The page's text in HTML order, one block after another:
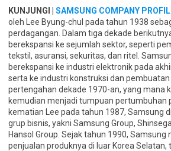
KUNJUNGI | SAMSUNG COMPANY
oleh Lee Byung-chul pada tahun 1938
perdagangan. Dalam tiga dekade
berekspansi ke sejumlah sektor, seperti
tekstil, asuransi, sekuritas, dan ritel.
berekspansi ke industri elektronik pada
serta ke industri konstruksi dan pembuatan
pertengahan dekade 1970-an, yang mana
kemudian menjadi tumpuan pertumbuhan
kematian Lee pada tahun 1987, Samsung
grup bisnis, yakni Samsung Group,
Hansol Group. Sejak tahun 1990, Samsung
penjualan produknya di luar Korea